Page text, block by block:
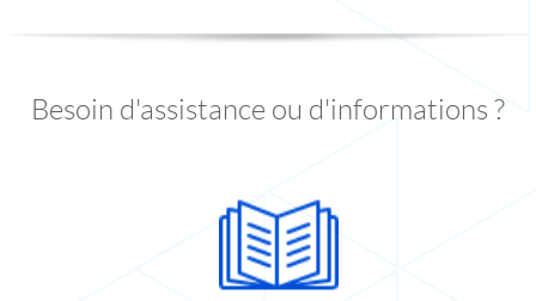
Besoin d'assistance ou d'informations ?